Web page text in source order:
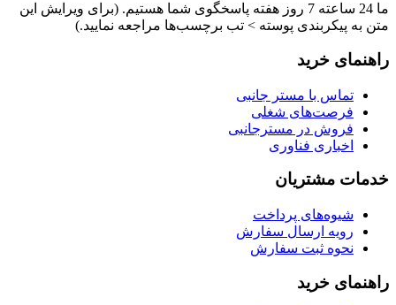
ما 24 ساعته 7 روز هفته پاسخگوی شما هستیم. (برای ویرایش این
متن به پیکربندی پوسته > تب برچسب‌ها مراجعه نمایید.)
راهنمای خرید
تماس با مستر جانبی
فرصت‌های شغلی
فروش در مسترجانبی
اخباری فناوری
خدمات مشتریان
شیوه‌های پرداخت
رویه ارسال سفارش
نحوه ثبت سفارش
راهنمای خرید